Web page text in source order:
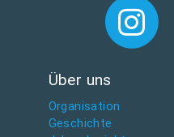
Über uns
Organisation
Geschichte